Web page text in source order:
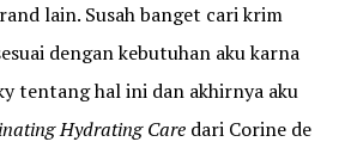
lain. Susah banget cari krim
dengan kebutuhan aku karna
tentang hal ini dan akhirnya aku
Hydrating Care dari Corine de